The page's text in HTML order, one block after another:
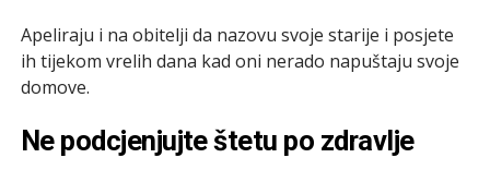
Apeliraju i na obitelji da nazovu svoje starije i posjete
ih tijekom vrelih dana kad oni nerado napuštaju svoje
domove.
Ne podcjenjujte štetu po zdravlje